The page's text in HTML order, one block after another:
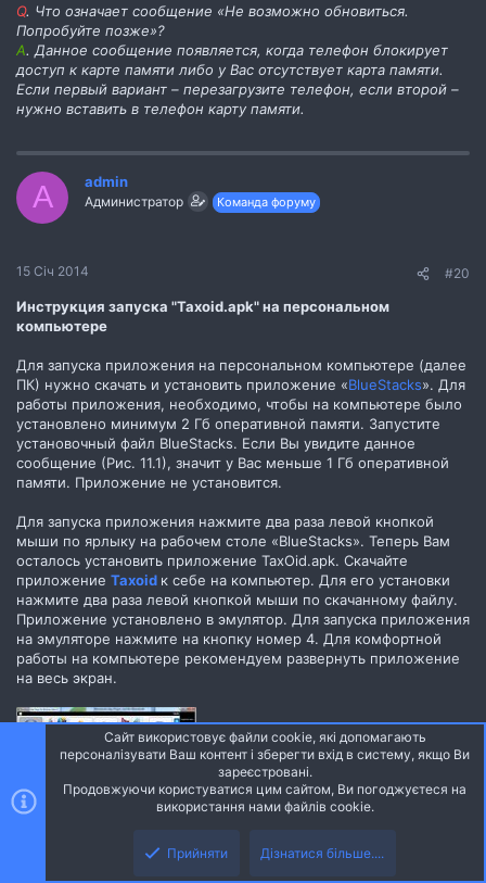
Q. Что означает сообщение «Не возможно обновиться.
Попробуйте позже»?
А. Данное сообщение появляется, когда телефон блокирует
доступ к карте памяти либо у Вас отсутствует карта памяти.
Если первый вариант – перезагрузите телефон, если второй –
нужно вставить в телефон карту памяти.
A admin
Администратор Команда форуму
15 Січ 2014 #20
Инструкция запуска "Taxoid.apk" на персональном
компьютере
Для запуска приложения на персональном компьютере (далее
ПК) нужно скачать и установить приложение «BlueStacks». Для
работы приложения, необходимо, чтобы на компьютере было
установлено минимум 2 Гб оперативной памяти. Запустите
установочный файл BlueStacks. Если Вы увидите данное
сообщение (Рис. 11.1), значит у Вас меньше 1 Гб оперативной
памяти. Приложение не установится.
Для запуска приложения нажмите два раза левой кнопкой
мыши по ярлыку на рабочем столе «BlueStacks». Теперь Вам
осталось установить приложение TaxOid.apk. Скачайте
приложение Taxoid к себе на компьютер. Для его установки
нажмите два раза левой кнопкой мыши по скачанному файлу.
Приложение установлено в эмулятор. Для запуска приложения
на эмуляторе нажмите на кнопку номер 4. Для комфортной
работы на компьютере рекомендуем развернуть приложение
на весь экран.
Сайт використовує файли cookie, які допомагають
персоналізувати Ваш контент і зберегти вхід в систему, якщо Ви
зареєстровані.
Продовжуючи користуватися цим сайтом, Ви погоджуєтеся на
використання нами файлів cookie.
Прийняти Дізнатися більше....